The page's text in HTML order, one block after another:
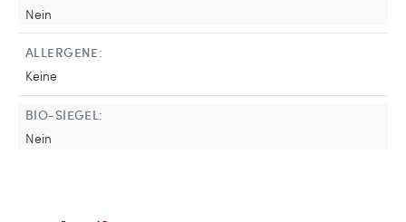
Nein
ALLERGENE:
Keine
BIO-SIEGEL:
Nein